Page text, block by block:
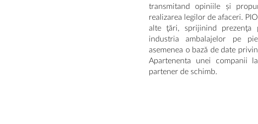
transmitand opiniile și
realizarea legilor de afaceri.
alte ţări, sprijinind prezenţa
industria ambalajelor pe
asemenea o bază de date
Apartenenta unei companii
partener de schimb.